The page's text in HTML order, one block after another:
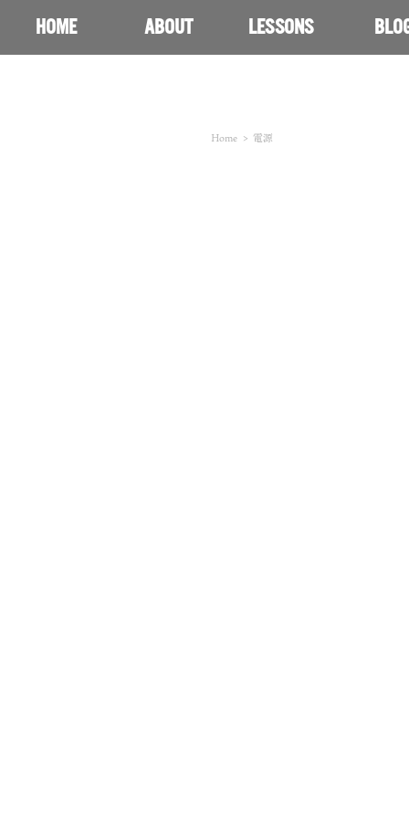
HOME ABOUT LESSONS
Home > 電源